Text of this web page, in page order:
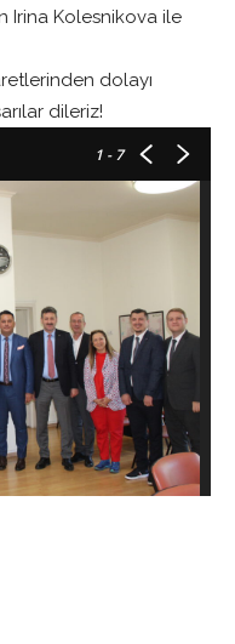
Irina Kolesnikova ile
dolayı
dileriz!
1 - 7